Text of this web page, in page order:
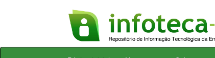
Skip